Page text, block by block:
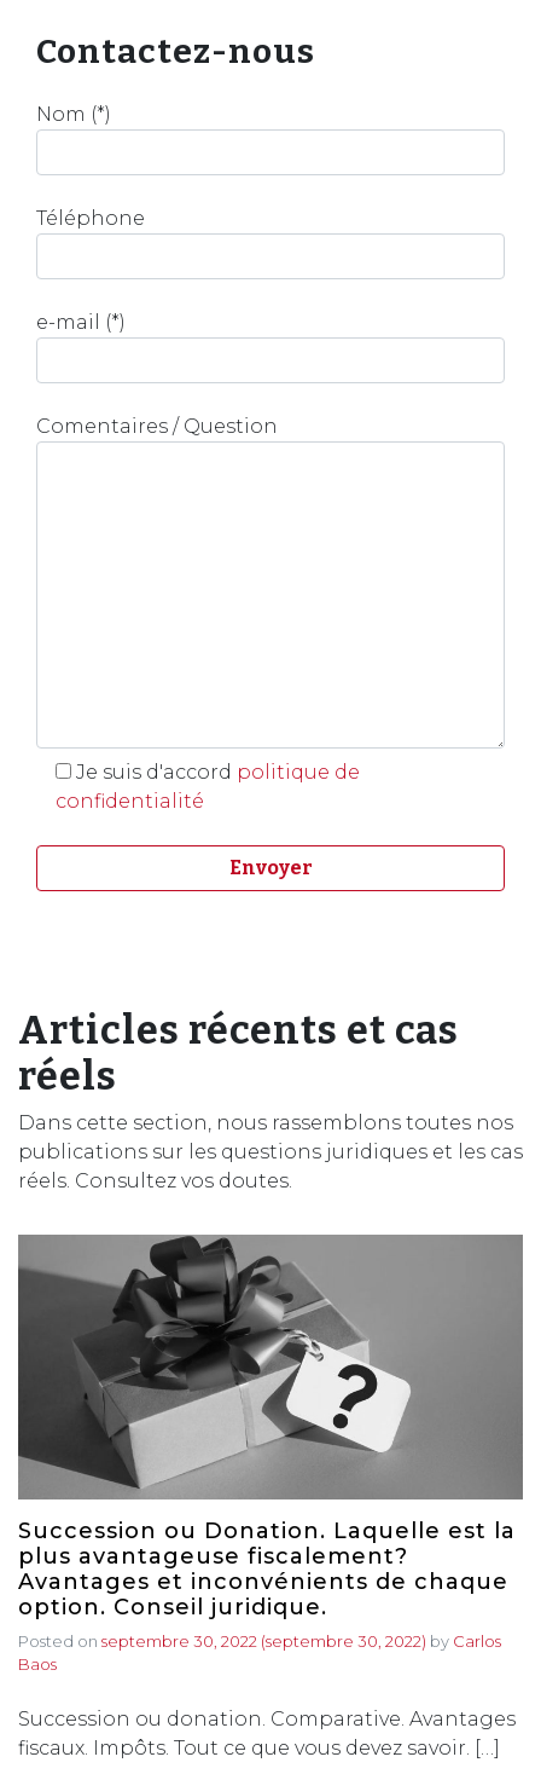
Contactez-nous
Nom (*)
Téléphone
e-mail (*)
Comentaires / Question
Je suis d'accord politique de
confidentialité
Articles récents et cas
réels
Dans cette section, nous rassemblons toutes nos
publications sur les questions juridiques et les cas
réels. Consultez vos doutes.
Succession ou Donation. Laquelle est la
plus avantageuse fiscalement?
Avantages et inconvénients de chaque
option. Conseil juridique.
Posted on septembre 30, 2022 (septembre 30, 2022) by Carlos
Baos
Succession ou donation. Comparative. Avantages
fiscaux. Impôts. Tout ce que vous devez savoir. […]